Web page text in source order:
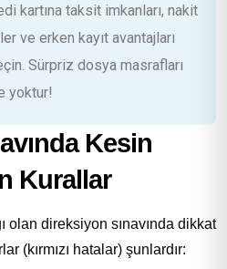
kartına taksit imkanları, nakit
ve erken kayıt avantajları
Sürpriz dosya masrafları
yoktur!
Kesin
Kurallar
olan direksiyon sınavında dikkat
(kırmızı hatalar) şunlardır: